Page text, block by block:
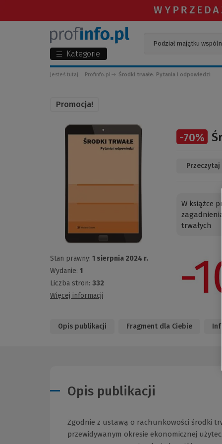
Kategorie
Jesteś tutaj: Profinfo.pl Środki trwałe. Pytania i odpowiedzi
Promocja!
(Link
Stan prawny: 1 sierpnia 2024 r.
Wydanie: 1
Liczba stron: 332
Więcej informacji
-70%
W książce
trwałych
Opis publikacji Fragment dla Ciebie
Opis publikacji
Zgodnie z ustawą o rachunkowości środki
przewidywanym okresie ekonomicznej